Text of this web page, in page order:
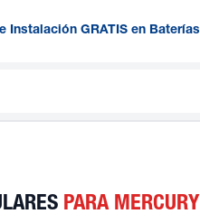
Instalación GRATIS en Baterías
PARA MERCURY